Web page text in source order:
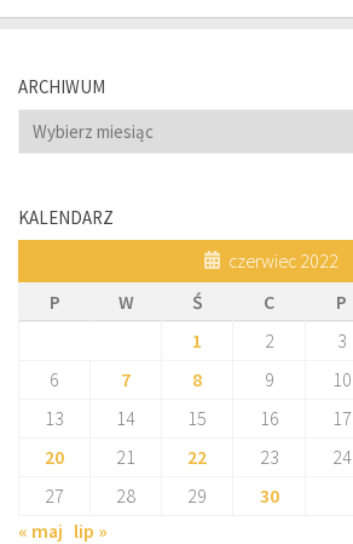
ARCHIWUM
Archiwum
KALENDARZ
czerwiec 2022
P
W Ś C P
1
2 3
6
7 8 9 10
13
14 15 16 17
20
21 22 23 24
27
28 29
30
« maj lip »